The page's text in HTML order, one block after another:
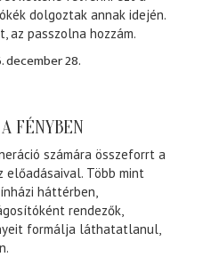
dolgoztak annak idején.
az passzolna hozzám.
december 28.
FÉNYBEN
számára összeforrt a
előadásaival. Több mint
háttérben,
rendezők,
formálja láthatatlanul,